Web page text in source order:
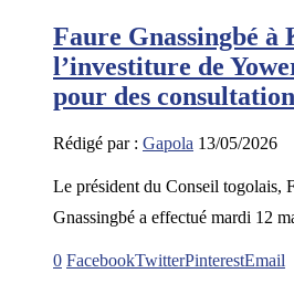
Faure Gnassingbé à
l’investiture de
pour des
Rédigé par : Gapola 13/05/2026
Le président du Conseil togolais,
Gnassingbé a effectué mardi 12
0 FacebookTwitterPinterestEmail